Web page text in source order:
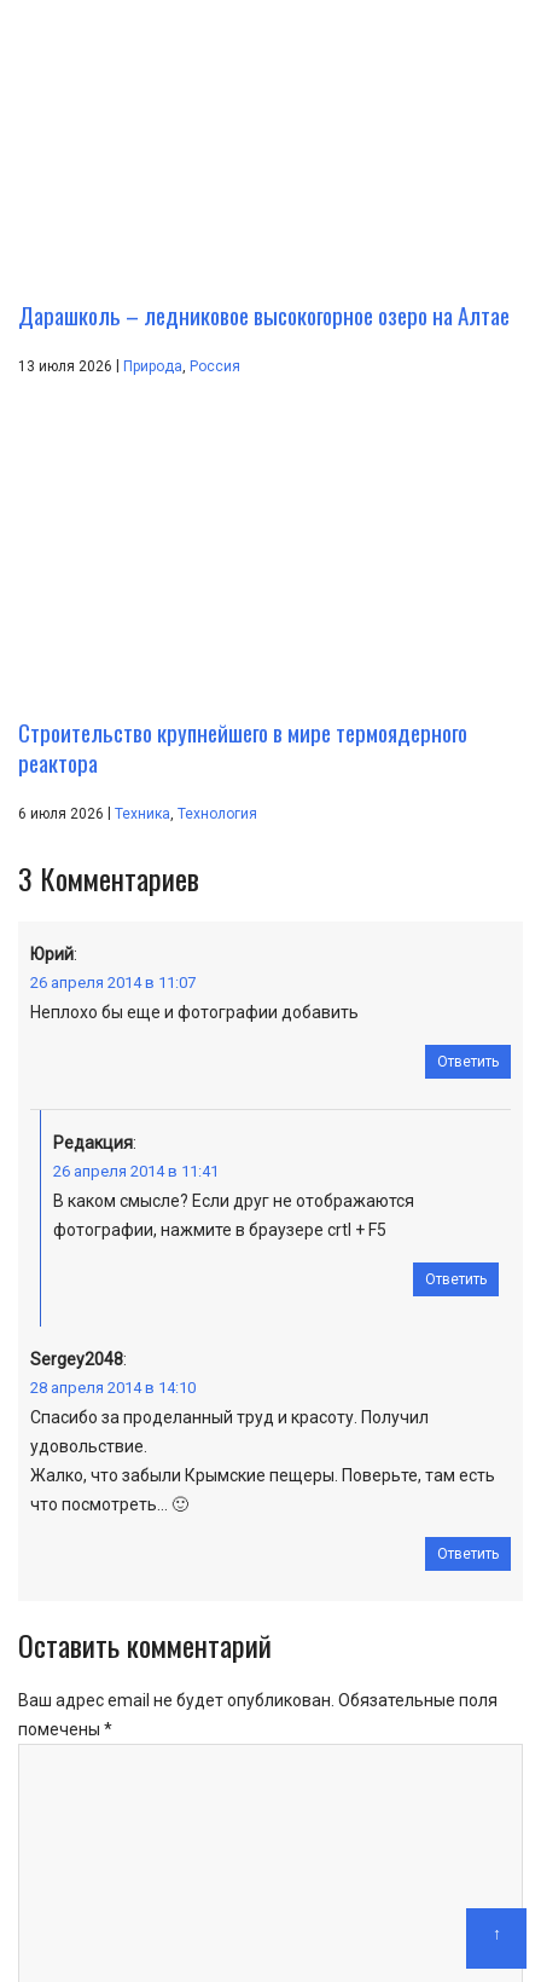
Дарашколь – ледниковое высокогорное озеро на Алтае
13 июля 2026 | Природа Россия
Строительство крупнейшего в мире термоядерного
реактора
6 июля 2026 Техника, Технология
3 Комментариев
Юрий:
26 апреля 2014 в 11:07
Неплохо бы еще и фотографии добавить
Ответить
Редакция:
26 апреля 2014 в 11:41
В каком смысле? Если друг не отображаются
фотографии, нажмите в браузере crtl + F5
Ответить
Sergey2048:
28 апреля 2014 в 14:10
Спасибо за проделанный труд и красоту. Получил
удовольствие.
Жалко, что забыли Крымские пещеры. Поверьте, там есть
что посмотреть… 🙂
Ответить
Оставить комментарий
Ваш адрес email не будет опубликован. Обязательные поля
помечены *
↑